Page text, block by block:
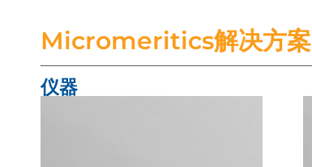
Micromeritics解决方案
仪器